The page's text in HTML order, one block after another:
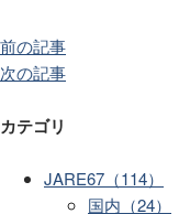
前の記事
次の記事
カテゴリ
JARE67（114）
国内（24）